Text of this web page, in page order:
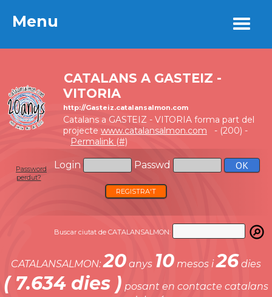
Menu
CATALANS A GASTEIZ -
VITORIA
http://Gasteiz.catalansalmon.com
Catalans a GASTEIZ - VITORIA forma part del
projecte www.catalansalmon.com - (200) -
Permalink (#)
Login Passwd
Password
perdut?
REGISTRA'T
Buscar ciutat de CATALANSALMON:
CATALANSALMON:20 anys 10 mesos i26 dies
( 7.634 dies ) posant en contacte catalans
Menu